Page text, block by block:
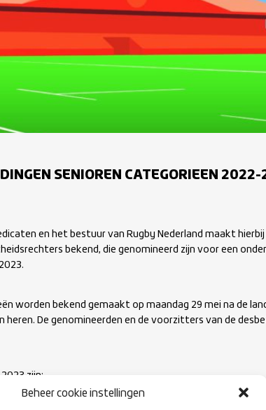
Beheer cookie instellingen
SENIOREN CATEGORIEEN
en het bestuur van Rugby Nederland maakt
bekend, die genomineerd zijn voor een
worden bekend gemaakt op maandag 29 mei na de
heren. De genomineerden en de voorzitters van de
zijn: